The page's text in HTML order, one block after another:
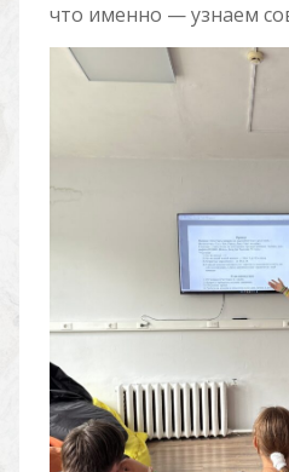
что именно — узнаем